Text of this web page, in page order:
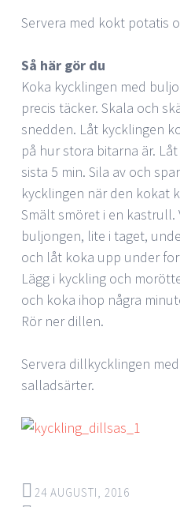
Servera med kokt potatis
Så här gör du
Koka kycklingen med
precis täcker. Skala och
snedden. Låt kycklingen
på hur stora bitarna är.
sista 5 min. Sila av och
kycklingen när den kokat
Smält smöret i en
buljongen, lite i taget,
och låt koka upp under
Lägg i kyckling och
och koka ihop några
Rör ner dillen.
Servera dillkycklingen
salladsärter.
24 AUGUSTI, 2016